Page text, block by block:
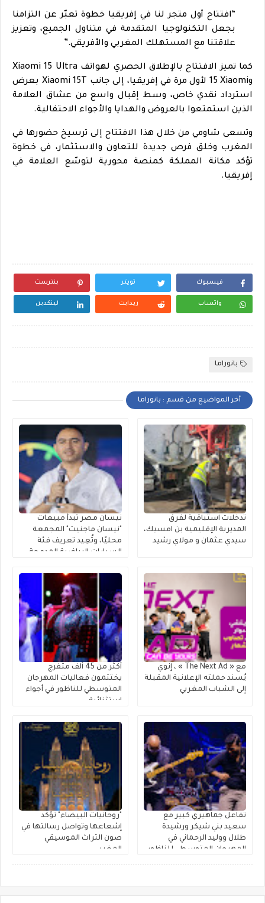
“افتتاح أول متجر لنا في إفريقيا خطوة تعبّر عن التزامنا
بجعل التكنولوجيا المتقدمة في متناول الجميع، وتعزيز
علاقتنا مع المستهلك المغربي والأفريقي.”
كما تميز الافتتاح بالإطلاق الحصري لهواتفXiaomi 15 Ultra
وXiaomi 15 لأول مرة في إفريقيا، إلى جانب Xiaomi 15T بعرض
استرداد نقدي خاص، وسط إقبال واسع من عشاق العلامة
الذين استمتعوا بالعروض والهدايا والأجواء الاحتفالية.
وتسعى شاومي من خلال هذا الافتتاح إلى ترسيخ حضورها في
المغرب وخلق فرص جديدة للتعاون والاستثمار، في خطوة
تؤكد مكانة المملكة كمنصة محورية لتوسّع العلامة في
إفريقيا.
فيسبوك تويتر بنترست
واتساب ريدايت لينكدين
بانوراما
أخر المواضيع من قسم : بانوراما
تدخلات استباقية لفرق
المديرية الإقليمية بن امسيك،
سيدي عثمان و مولاي رشيد
نيسان مصر تبدأ مبيعات
"نيسان ماجنيت" المجمعة
محليًا، وتُعِيد تعريف فئة
السيارات الرياضية المدمجة
مع « The Next Ad » ، إنوي
يُسند حملته الإعلانية المقبلة
إلى الشباب المغربي
أكثر من 45 ألف متفرج
يختتمون فعاليات المهرجان
المتوسطي للناظور في أجواء
استثنائية
تفاعل جماهيري كبير مع
سعيد بني شيكر ورشيدة
طلال ووليد الرحماني في
المهرجان المتوسطي للناظور
"روحانيات البيضاء" تؤكد
إشعاعها وتواصل رسالتها في
صون التراث الموسيقي
المغربي